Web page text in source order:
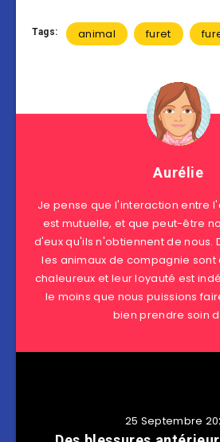
Tags: animal furet
Aurélie
Je pense que l'interaction entre
est mutuelle, et que peut-être
d'eux qu'ils n'obtiennent de nous.
les animaux de compagnie
chaleureux et leur loyauté est
le moins que nous puissions
bien prendre soin
25 Septembre